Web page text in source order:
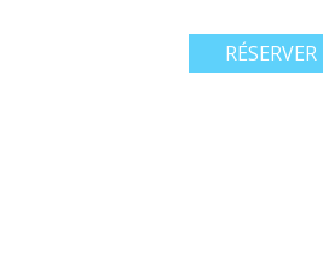
RÉSERVER